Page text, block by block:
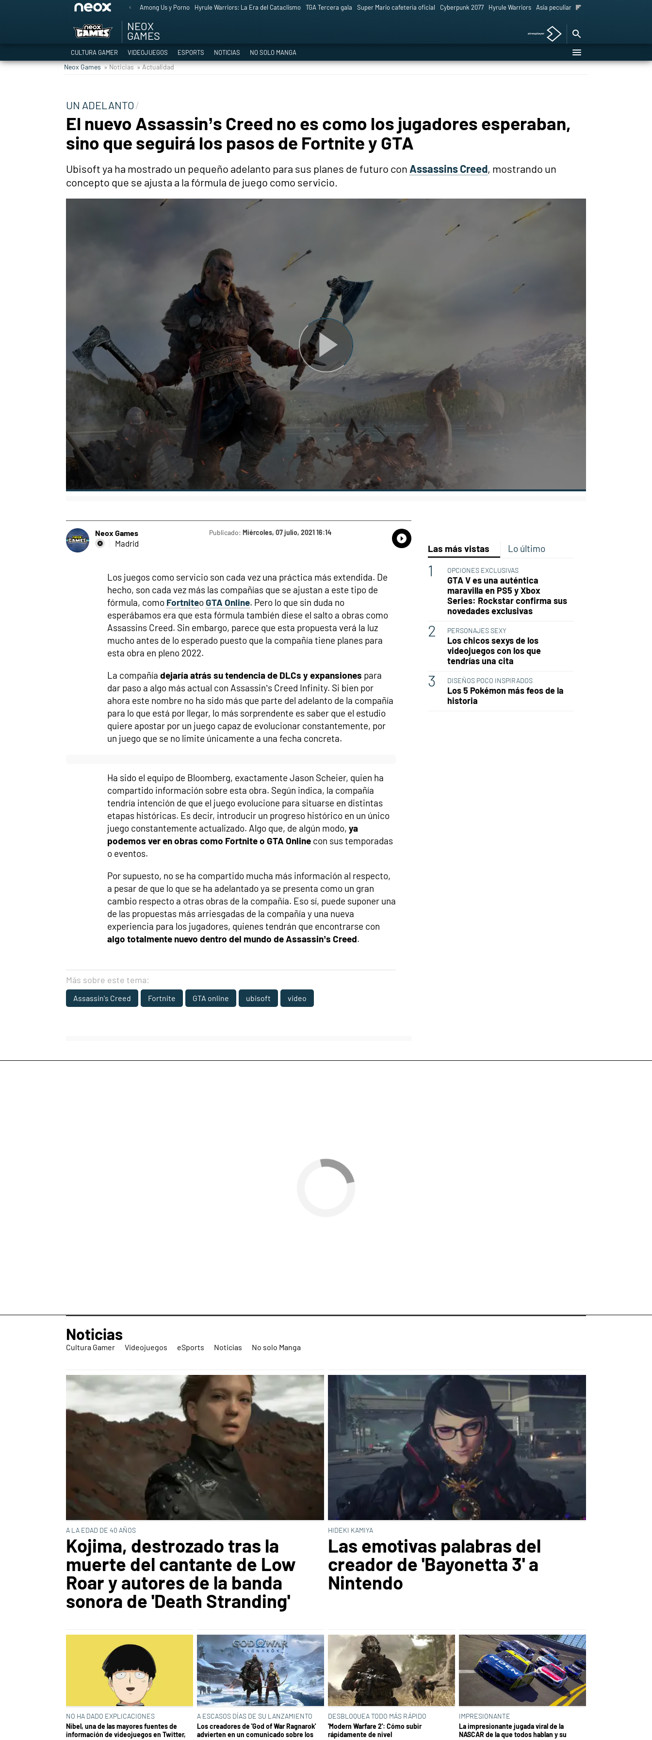
Among Us y Porno Hyrule Warriors: La Era del Cataclismo TGA Tercera gala Super Mario cafetería oficial Cyberpunk 2077 Hyrule Warriors Asia peculiar tradición
NEOX
GAMES
CULTURA GAMER VIDEOJUEGOS ESPORTS NOTICIAS NO SOLO MANGA
Neox Games » Noticias » Actualidad
UN ADELANTO
El nuevo Assassin’s Creed no es como los jugadores esperaban,
sino que seguirá los pasos de Fortnite y GTA
Ubisoft ya ha mostrado un pequeño adelanto para sus planes de futuro con Assassins Creed, mostrando un
concepto que se ajusta a la fórmula de juego como servicio.
Neox Games
Madrid
Publicado: Miércoles, 07 julio, 2021 16:14
Whatsapp
Compartir
Los juegos como servicio son cada vez una práctica más extendida. De
hecho, son cada vez más las compañías que se ajustan a este tipo de
fórmula, como FortniteoGTA Online. Pero lo que sin duda no
esperábamos era que esta fórmula también diese el salto a obras como
Assassins Creed. Sin embargo, parece que esta propuesta verá la luz
mucho antes de lo esperado puesto que la compañía tiene planes para
esta obra en pleno 2022.
La compañía dejaría atrás su tendencia de DLCs y expansiones para
dar paso a algo más actual con Assassin’s Creed Infinity. Si bien por
ahora este nombre no ha sido más que parte del adelanto de la compañía
para lo que está por llegar, lo más sorprendente es saber que el estudio
quiere apostar por un juego capaz de evolucionar constantemente, por
un juego que se no limite únicamente a una fecha concreta.
Ha sido el equipo de Bloomberg, exactamente Jason Scheier, quien ha
compartido información sobre esta obra. Según indica, la compañía
tendría intención de que el juego evolucione para situarse en distintas
etapas históricas. Es decir, introducir un progreso histórico en un único
juego constantemente actualizado. Algo que, de algún modo, ya
podemos ver en obras como Fortnite o GTA Online con sus temporadas
o eventos.
Por supuesto, no se ha compartido mucha más información al respecto,
a pesar de que lo que se ha adelantado ya se presenta como un gran
cambio respecto a otras obras de la compañía. Eso sí, puede suponer una
de las propuestas más arriesgadas de la compañía y una nueva
experiencia para los jugadores, quienes tendrán que encontrarse con
algo totalmente nuevo dentro del mundo de Assassin’s Creed.
Más sobre este tema:
Assassin's Creed Fortnite GTA online ubisoft video
Las más vistas Lo último
OPCIONES EXCLUSIVAS
GTA V es una auténtica
maravilla en PS5 y Xbox
Series: Rockstar confirma sus
novedades exclusivas
PERSONAJES SEXY
Los chicos sexys de los
videojuegos con los que
tendrías una cita
DISEÑOS POCO INSPIRADOS
Los 5 Pokémon más feos de la
historia
Noticias
Cultura Gamer Videojuegos eSports Noticias No solo Manga
A LA EDAD DE 40 AÑOS
Kojima, destrozado tras la
muerte del cantante de Low
Roar y autores de la banda
sonora de 'Death Stranding'
HIDEKI KAMIYA
Las emotivas palabras del
creador de 'Bayonetta 3' a
Nintendo
NO HA DADO EXPLICACIONES
Nibel, una de las mayores fuentes de
información de videojuegos en Twitter,
A ESCASOS DÍAS DE SU LANZAMIENTO
Los creadores de 'God of War Ragnarok'
advierten en un comunicado sobre los
DESBLOQUEA TODO MÁS RÁPIDO
'Modern Warfare 2': Cómo subir
rápidamente de nivel
IMPRESIONANTE
La impresionante jugada viral de la
NASCAR de la que todos hablan y su